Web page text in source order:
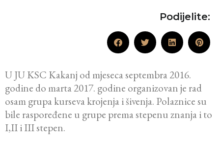
Podijelite:
U JU KSC Kakanj od mjeseca septembra 2016.
godine do marta 2017. godine organizovan je rad
osam grupa kurseva krojenja i šivenja. Polaznice su
bile raspoređene u grupe prema stepenu znanja i to
I,II i III stepen.